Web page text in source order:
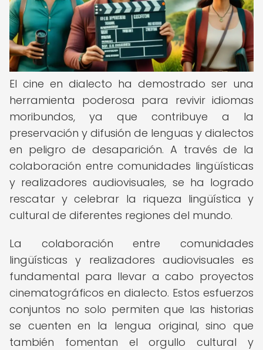
El cine en dialecto ha demostrado ser una
herramienta poderosa para revivir idiomas
moribundos, ya que contribuye a la
preservación y difusión de lenguas y dialectos
en peligro de desaparición. A través de la
colaboración entre comunidades lingüísticas
y realizadores audiovisuales, se ha logrado
rescatar y celebrar la riqueza lingüística y
cultural de diferentes regiones del mundo.
La colaboración entre comunidades
lingüísticas y realizadores audiovisuales es
fundamental para llevar a cabo proyectos
cinematográficos en dialecto. Estos esfuerzos
conjuntos no solo permiten que las historias
se cuenten en la lengua original, sino que
también fomentan el orgullo cultural y